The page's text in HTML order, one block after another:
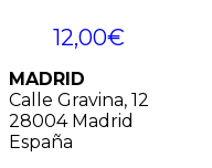
12,00€
MADRID
Calle Gravina, 12
28004 Madrid
España